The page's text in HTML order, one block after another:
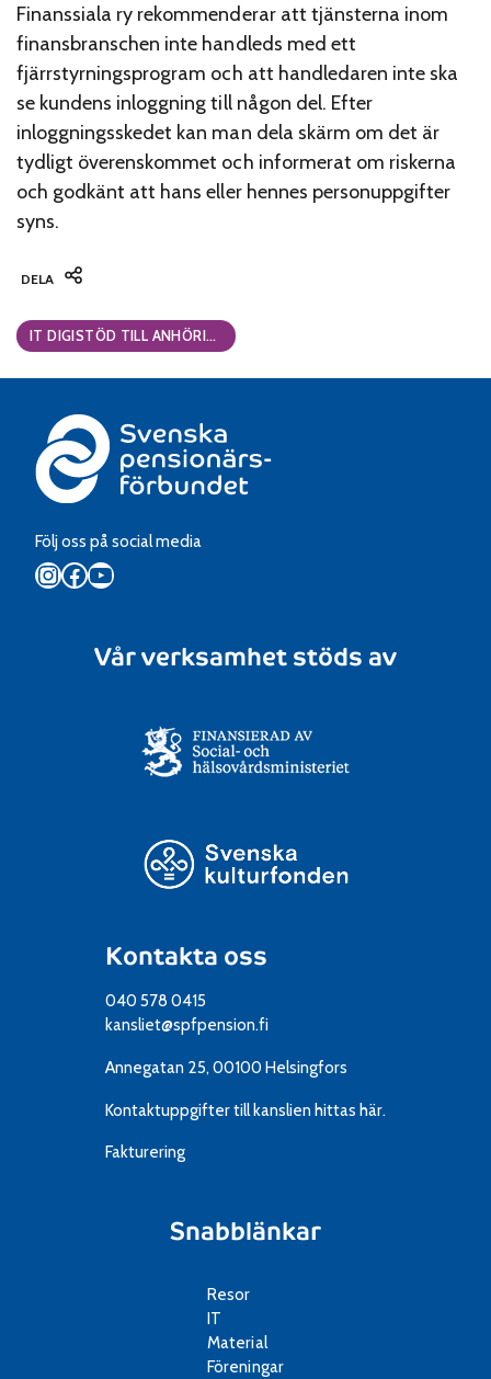
Finanssiala ry rekommenderar att tjänsterna inom
finansbranschen inte handleds med ett
fjärrstyrningsprogram och att handledaren inte ska
se kundens inloggning till någon del. Efter
inloggningsskedet kan man dela skärm om det är
tydligt överenskommet och informerat om riskerna
och godkänt att hans eller hennes personuppgifter
syns.
DELA
Categories: IT DIGISTÖD TILL ANHÖRIGA
Följ oss på social media
Instagram
Facebook
YouTube
Kontakta oss
040 578 0415
kansliet@spfpension.fi
Annegatan 25, 00100 Helsingfors
Kontaktuppgifter till kanslienhittas här.
Fakturering
Snabblänkar
Resor
IT
Material
Föreningar
Vår verksamhet stöds av